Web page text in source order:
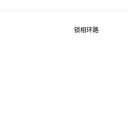
锁相环路